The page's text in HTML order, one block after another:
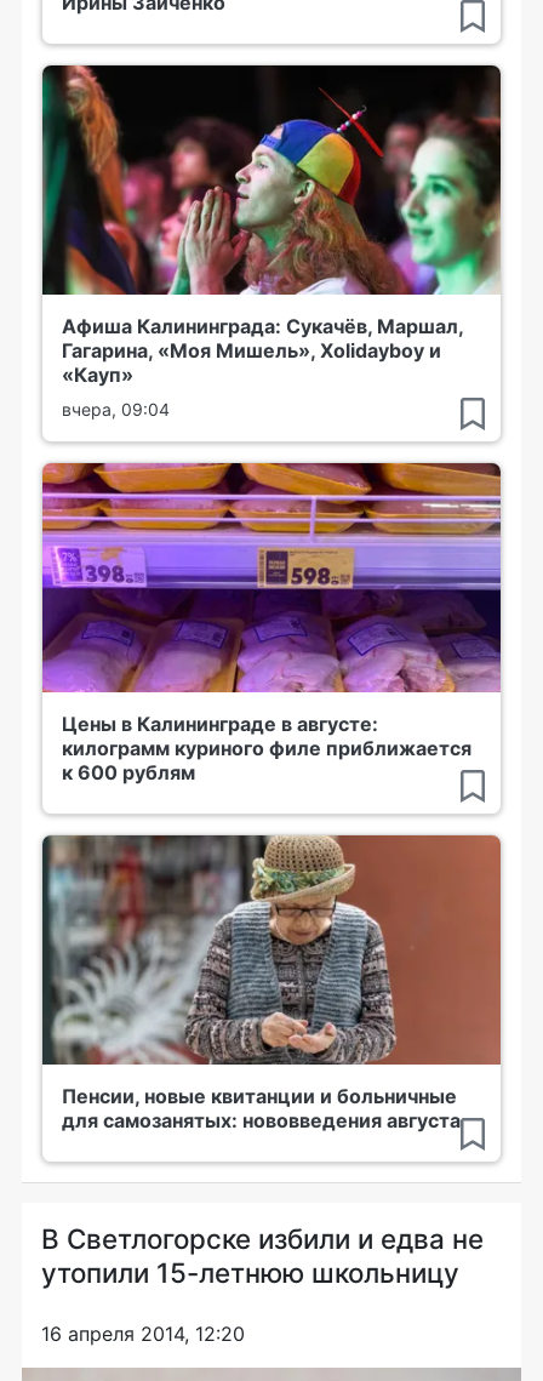
Афиша Калининграда: Сукачёв, Маршал,
Гагарина, «Моя Мишель», Xolidayboy и
«Кауп»
вчера, 09:04
Цены в Калининграде в августе:
килограмм куриного филе приближается
к 600 рублям
Пенсии, новые квитанции и больничные
для самозанятых: нововведения августа
В Светлогорске избили и едва не
утопили 15-летнюю школьницу
16 апреля 2014, 12:20